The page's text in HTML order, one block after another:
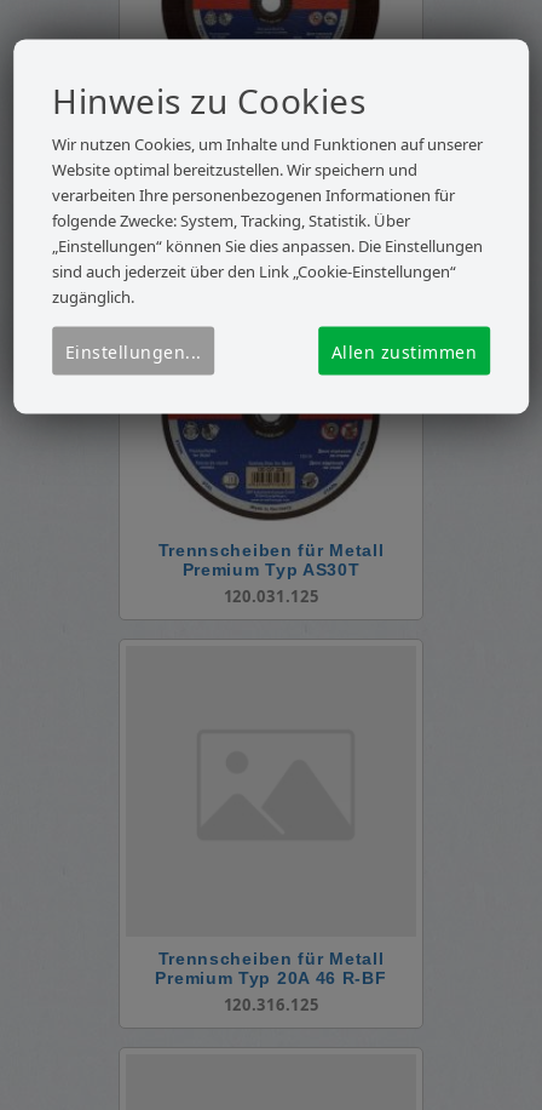
Trennscheiben für Metall
Standard Typ AS 36 T Chop-
Saw
120.052.350
Trennscheiben für Metall
Premium Typ AS30T
120.031.125
Trennscheiben für Metall
Premium Typ 20A 46 R-BF
120.316.125
Hinweis zu Cookies
Wir nutzen Cookies, um Inhalte und Funktionen auf unserer
Website optimal bereitzustellen. Wir speichern und
verarbeiten Ihre personenbezogenen Informationen für
folgende Zwecke: System, Tracking, Statistik. Über
„Einstellungen“ können Sie dies anpassen. Die Einstellungen
sind auch jederzeit über den Link „Cookie-Einstellungen“
zugänglich.
Allen zustimmen
Einstellungen...